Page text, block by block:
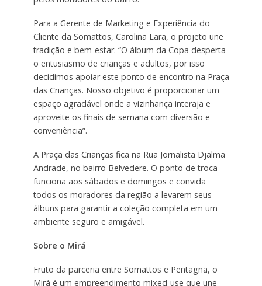
Para a Gerente de Marketing e Experiência do
Cliente da Somattos, Carolina Lara, o projeto une
tradição e bem-estar. “O álbum da Copa desperta
o entusiasmo de crianças e adultos, por isso
decidimos apoiar este ponto de encontro na Praça
das Crianças. Nosso objetivo é proporcionar um
espaço agradável onde a vizinhança interaja e
aproveite os finais de semana com diversão e
conveniência”.
A Praça das Crianças fica na Rua Jornalista Djalma
Andrade, no bairro Belvedere. O ponto de troca
funciona aos sábados e domingos e convida
todos os moradores da região a levarem seus
álbuns para garantir a coleção completa em um
ambiente seguro e amigável.
Sobre o Mirá
Fruto da parceria entre Somattos e Pentagna, o
Mirá é um empreendimento mixed-use que une